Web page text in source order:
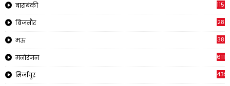
बाराबंकी 1150
बिजनौर 28
मऊ 38
मनोरंजन 611
मिर्जापुर 439